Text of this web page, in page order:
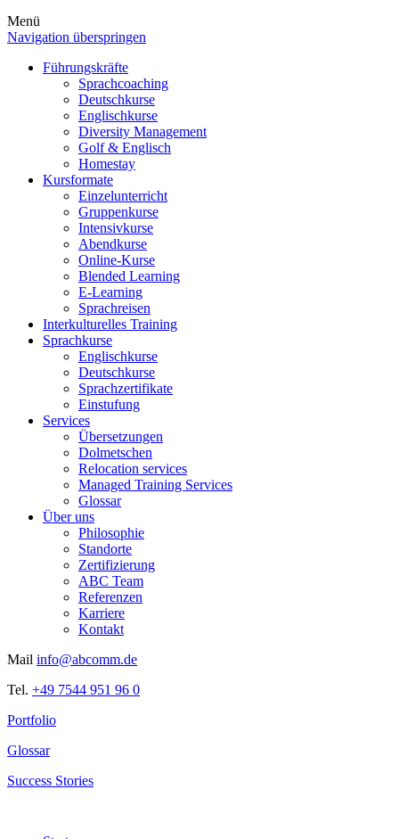
Menü
Navigation überspringen
Führungskräfte
Sprachcoaching
Deutschkurse
Englischkurse
Diversity Management
Golf & Englisch
Homestay
Kursformate
Einzelunterricht
Gruppenkurse
Intensivkurse
Abendkurse
Online-Kurse
Blended Learning
E-Learning
Sprachreisen
Interkulturelles Training
Sprachkurse
Englischkurse
Deutschkurse
Sprachzertifikate
Einstufung
Services
Übersetzungen
Dolmetschen
Relocation services
Managed Training Services
Glossar
Über uns
Philosophie
Standorte
Zertifizierung
ABC Team
Referenzen
Karriere
Kontakt
Mail info@abcomm.de
Tel. +49 7544 951 96 0
Portfolio
Glossar
Success Stories